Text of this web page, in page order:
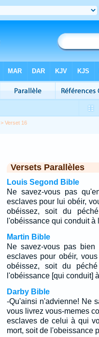
> Verset 16
Versets Parallèles
Louis Segond Bible
Ne savez-vous pas
esclaves pour lui obéir,
obéissez, soit du
l'obéissance qui conduit à
Martin Bible
Ne savez-vous pas
esclaves pour obéir,
obéissez, soit du
l'obéissance [qui conduit]
Darby Bible
-Qu'ainsi n'advienne! Ne
vous livrez vous-memes
esclaves de celui à qui
mort, soit de l'obeissance